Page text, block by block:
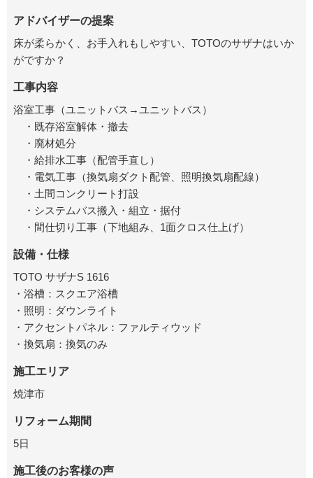
アドバイザーの提案
床が柔らかく、お手入れもしやすい、TOTOのサザナはいか
がですか？
工事内容
浴室工事（ユニットバス→ユニットバス）
・既存浴室解体・撤去
・廃材処分
・給排水工事（配管手直し）
・電気工事（換気扇ダクト配管、照明換気扇配線）
・土間コンクリート打設
・システムバス搬入・組立・据付
・間仕切り工事（下地組み、1面クロス仕上げ）
設備・仕様
TOTO サザナS 1616
・浴槽：スクエア浴槽
・照明：ダウンライト
・アクセントパネル：ファルティウッド
・換気扇：換気のみ
施工エリア
焼津市
リフォーム期間
5日
施工後のお客様の声